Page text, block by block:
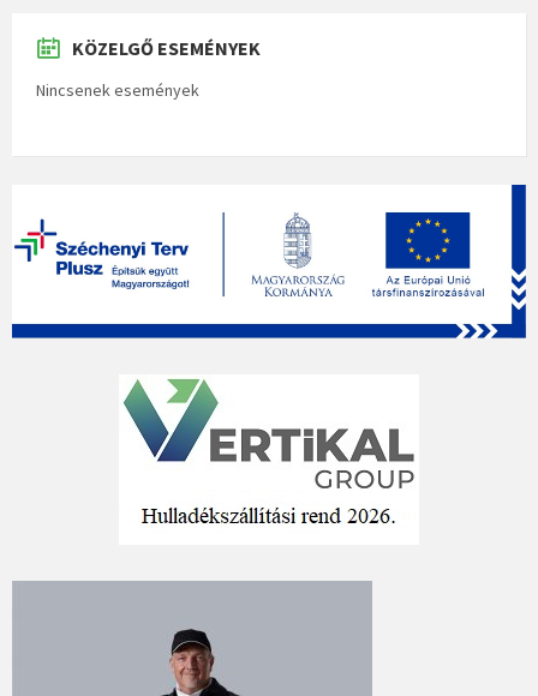
KÖZELGŐ ESEMÉNYEK
Nincsenek események